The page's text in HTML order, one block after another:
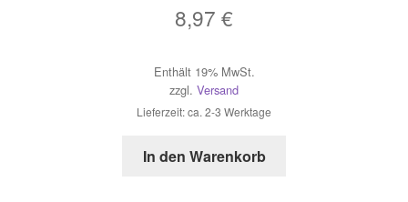
8,97 €
Enthält 19% MwSt.
zzgl. Versand
Lieferzeit: ca. 2-3 Werktage
In den Warenkorb